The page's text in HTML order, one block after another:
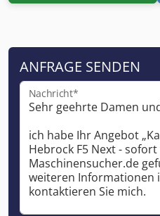
ANFRAGE SENDEN
Nachricht*